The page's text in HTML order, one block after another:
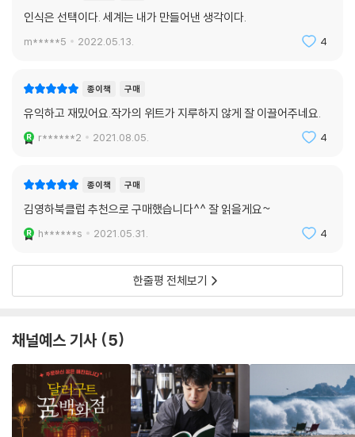
라 자신만의 삶의 지혜를 오래된 철학자의 경험을 통해서 찾고자 하는 이
에게 권하는 책 《소크라테스 익스프레스》에 몸을 실어보자. 소크라테스와
고대 아테네에서 시몬 드 보부아르와 20세기 파리에 이르기까지, 에릭 와
해할 때 중요한 표지판이 되어줄 것이다.
인식은 선택이다. 세계는 내가 만들어낸 생각이다.
m*****5 2022.05.13. 4
종이책 구매
유익하고 재밌어요.작가의 위트가 지루하지 않게 잘 이끌어주네요.
r******2 2021.08.05. 4
종이책 구매
김영하북클럽 추천으로 구매했습니다^^ 잘 읽을게요~
h******s 2021.05.31. 4
한줄평 전체보기
채널예스 기사 5